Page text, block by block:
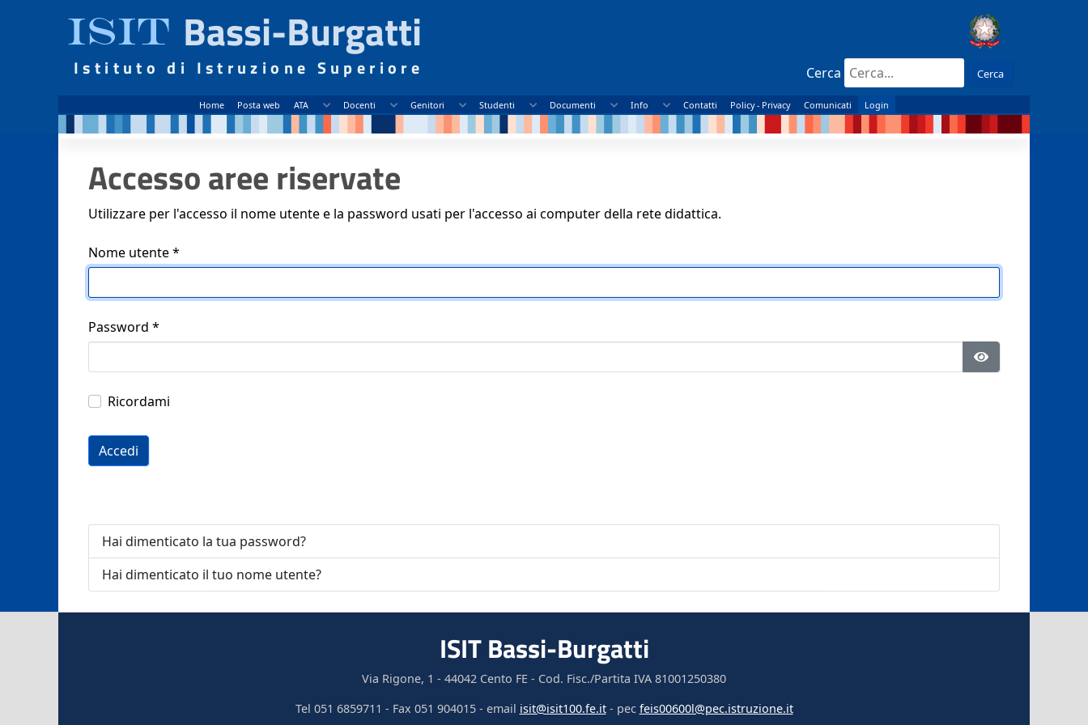
ISIT Bassi-Burgatti
Istituto di Istruzione Superiore Cerca Cerca
Home Posta web ATA Docenti Genitori Studenti Documenti Info Contatti Policy - Privacy Comunicati Login
Accesso aree riservate
Utilizzare per l'accesso il nome utente e la password usati per l'accesso ai computer della rete didattica.
Nome utente*
Password *
Ricordami
Accedi
Hai dimenticato la tua password?
Hai dimenticato il tuo nome utente?
ISIT Bassi-Burgatti
Via Rigone, 1 - 44042 Cento FE - Cod. Fisc./Partita IVA 81001250380
Tel 051 6859711 - Fax 051 904015 - email isit@isit100.fe.it- pec feis00600l@pec.istruzione.it